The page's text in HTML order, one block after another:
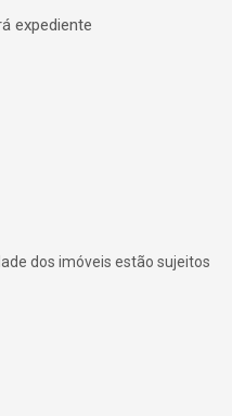
expediente
dos imóveis estão sujeitos